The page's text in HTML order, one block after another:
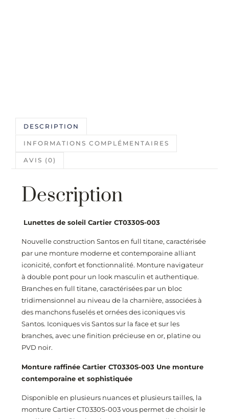
DESCRIPTION
INFORMATIONS COMPLÉMENTAIRES
AVIS (0)
Description
Lunettes de soleil Cartier CT0330S-003
Nouvelle construction Santos en full titane, caractérisée
par une monture moderne et contemporaine alliant
iconicité, confort et fonctionnalité. Monture navigateur
à double pont pour un look masculin et authentique.
Branches en full titane, caractérisées par un bloc
tridimensionnel au niveau de la charnière, associées à
des manchons fuselés et ornées des iconiques vis
Santos. Iconiques vis Santos sur la face et sur les
branches, avec une finition précieuse en or, platine ou
PVD noir.
Monture raffinée Cartier CT0330S-003 Une monture
contemporaine et sophistiquée
Disponible en plusieurs nuances et plusieurs tailles, la
monture Cartier CT0330S-003 vous permet de choisir le